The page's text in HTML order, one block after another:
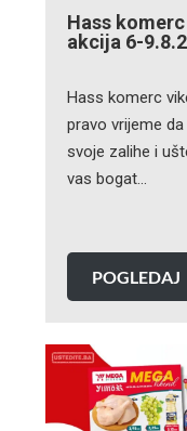
Hass
akcija 6-
Hass komerc
pravo vrijeme
svoje zalihe i
vas bogat…
POGLEDAJ